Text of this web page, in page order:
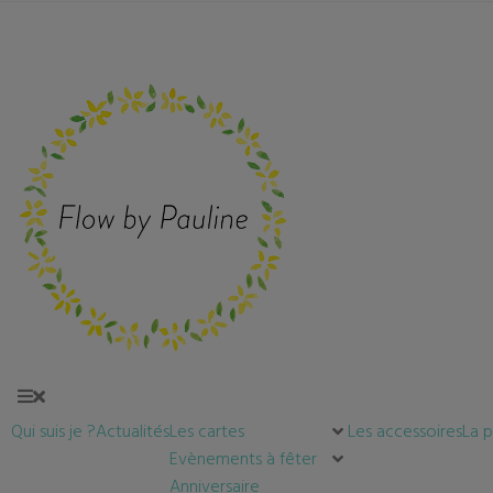
Qui suis je ?ActualitésLes cartes
Evènements à fêter
Anniversaire
Les accessoiresLa